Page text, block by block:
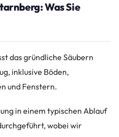
Was Sie
das gründliche Säubern
inklusive Böden,
und Fenstern.
in einem typischen Ablauf
wobei wir